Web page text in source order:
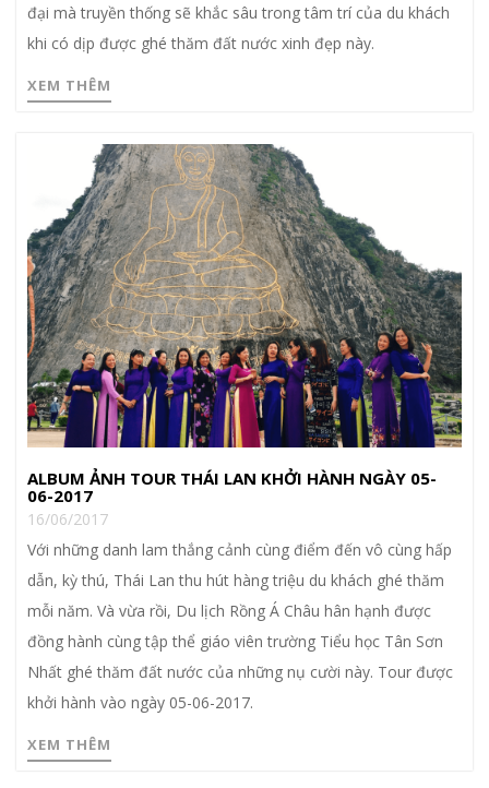
đại mà truyền thống sẽ khắc sâu trong tâm trí của du khách
khi có dịp được ghé thăm đất nước xinh đẹp này.
XEM THÊM
ALBUM ẢNH TOUR THÁI LAN KHỞI HÀNH NGÀY 05-
06-2017
16/06/2017
Với những danh lam thắng cảnh cùng điểm đến vô cùng hấp
dẫn, kỳ thú, Thái Lan thu hút hàng triệu du khách ghé thăm
mỗi năm. Và vừa rồi, Du lịch Rồng Á Châu hân hạnh được
đồng hành cùng tập thể giáo viên trường Tiểu học Tân Sơn
Nhất ghé thăm đất nước của những nụ cười này. Tour được
khởi hành vào ngày 05-06-2017.
XEM THÊM